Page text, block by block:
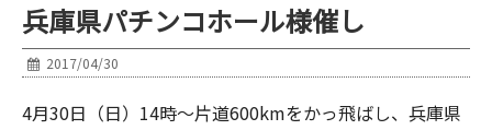
兵庫県パチンコホール様催し
2017/04/30
4月30日（日）14時～片道600kmをかっ飛ばし、兵庫県